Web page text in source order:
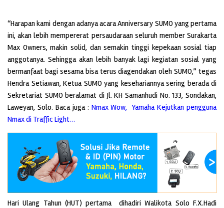
“Harapan kami dengan adanya acara Anniversary SUMO yang pertama
ini, akan lebih mempererat persaudaraan seluruh member Surakarta
Max Owners, makin solid, dan semakin tinggi kepekaan sosial tiap
anggotanya. Sehingga akan lebih banyak lagi kegiatan sosial yang
bermanfaat bagi sesama bisa terus diagendakan oleh SUMO,” tegas
Hendra Setiawan, Ketua SUMO yang kesehariannya sering berada di
Sekretariat SUMO beralamat di Jl. KH Samanhudi No. 133, Sondakan,
Laweyan, Solo. Baca juga : Nmax Wow, Yamaha Kejutkan pengguna
Nmax di Traffic Light…
Hari Ulang Tahun (HUT) pertama dihadiri Walikota Solo F.X.Hadi